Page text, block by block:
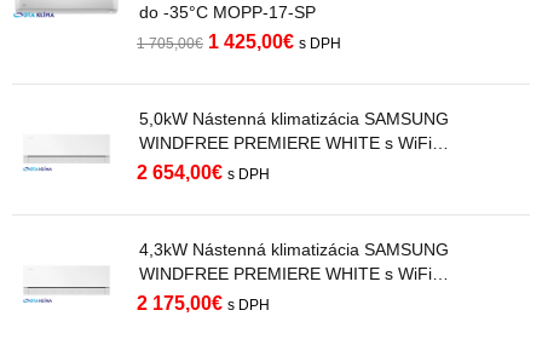
do -35°C MOPP-17-SP
1 705,00€ 1 425,00€ s DPH
5,0kW Nástenná klimatizácia SAMSUNG
WINDFREE PREMIERE WHITE s WiFi
AR70H18C1AWNEU R32
2 654,00€ s DPH
4,3kW Nástenná klimatizácia SAMSUNG
WINDFREE PREMIERE WHITE s WiFi
AR70H15C1AWNEU R32
2 175,00€ s DPH